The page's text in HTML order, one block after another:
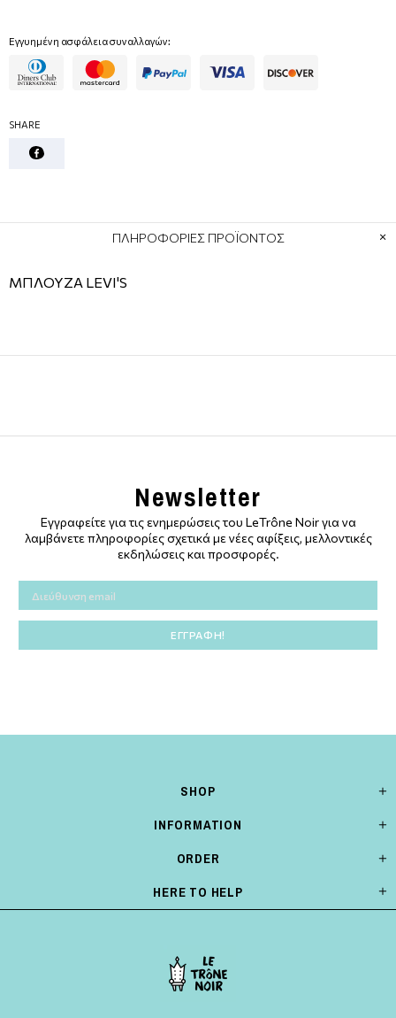
Εγγυημένη ασφάλεια συναλλαγών:
SHARE
ΠΛΗΡΟΦΟΡΙΕΣ ΠΡΟΪΟΝΤΟΣ
ΜΠΛΟΥΖΑ LEVI'S
Newsletter
Εγγραφείτε για τις ενημερώσεις του LeTrône Noir για να
λαμβάνετε πληροφορίες σχετικά με νέες αφίξεις, μελλοντικές
εκδηλώσεις και προσφορές.
SHOP
INFORMATION
ORDER
HERE TO HELP